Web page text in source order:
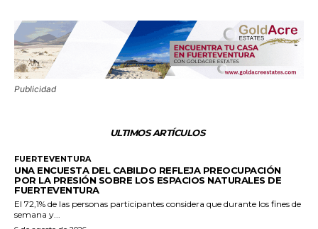
Publicidad
ULTIMOS ARTÍCULOS
FUERTEVENTURA
UNA ENCUESTA DEL CABILDO REFLEJA PREOCUPACIÓN
POR LA PRESIÓN SOBRE LOS ESPACIOS NATURALES DE
FUERTEVENTURA
El 72,1% de las personas participantes considera que durante los fines de
semana y...